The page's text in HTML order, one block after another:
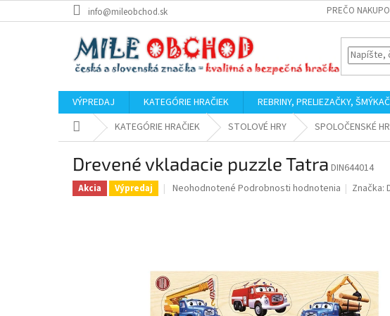
na
info@mileobchod.sk PREČO
VÝPREDAJ KATEGÓRIE HRAČIEK REBRINY, PRELIEZAČKY,
DomovKATEGÓRIE HRAČIEK STOLOVÉ HRY SPOLOČENSKÉ
Drevené vkladacie puzzle Tatra DIN644014
Akcia Výpredaj
Priemerné
5
hviezdičiek.
Neohodnotené Podrobnosti hodnotenia Značka: